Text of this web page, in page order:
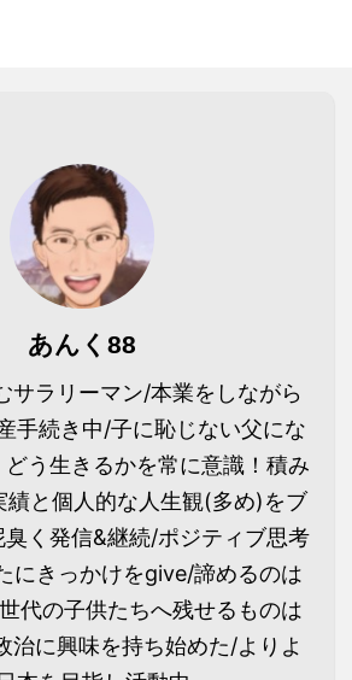
あんく88
サラリーマン/本業をしながら
手続き中/子に恥じない父にな
う生きるかを常に意識！積み
績と個人的な人生観(多め)をブ
臭く発信&継続/ポジティブ思考
にきっかけをgive/諦めるのは
代の子供たちへ残せるものは
治に興味を持ち始めた/よりよ